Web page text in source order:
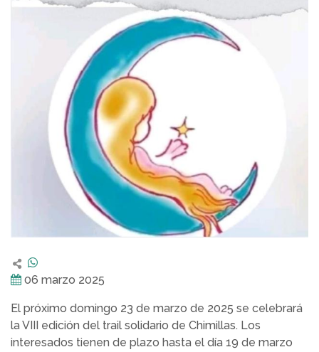
06 marzo 2025
El próximo domingo 23 de marzo de 2025 se celebrará
la VIII edición del trail solidario de Chimillas. Los
interesados tienen de plazo hasta el día 19 de marzo